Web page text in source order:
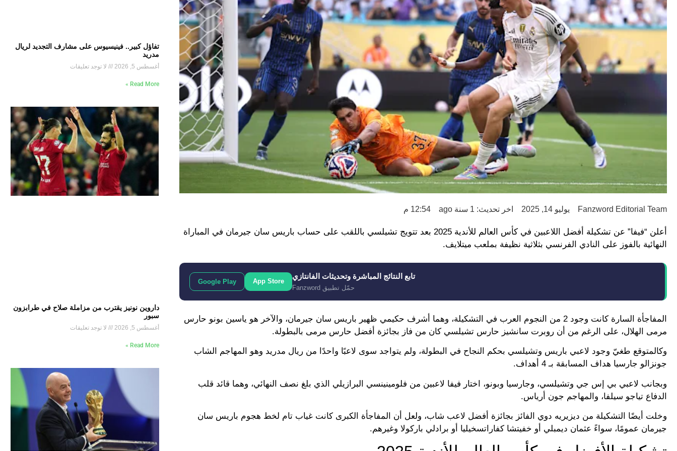
Fanzword Editorial Team يوليو 14, 2025 اخر تحديث: 1 سنة ago 12:54 م
أعلن “فيفا” عن تشكيلة أفضل اللاعبين في كأس العالم للأندية 2025 بعد تتويج تشيلسي باللقب على حساب باريس سان جيرمان في المباراة
النهائية بالفوز على النادي الفرنسي بثلاثية نظيفة بملعب ميتلايف.
تابع النتائج المباشرة وتحديثات الفانتازي
حمّل تطبيق Fanzword
App Store
Google Play
المفاجأة السارة كانت وجود 2 من النجوم العرب في التشكيلة، وهما أشرف حكيمي ظهير باريس سان جيرمان، والآخر هو ياسين بونو حارس
مرمى الهلال، على الرغم من أن روبرت سانشيز حارس تشيلسي كان من فاز بجائزة أفضل حارس مرمى بالبطولة.
وكالمتوقع طغيّ وجود لاعبي باريس وتشيلسي بحكم النجاح في البطولة، ولم يتواجد سوى لاعبًا واحدًا من ريال مدريد وهو المهاجم الشاب
جونزالو جارسيا هداف المسابقة بـ 4 أهداف.
وبجانب لاعبي بي إس جي وتشيلسي، وجارسيا وبونو، اختار فيفا لاعبين من فلومينينسي البرازيلي الذي بلغ نصف النهائي، وهما قائد قلب
الدفاع تياجو سيلفا، والمهاجم جون أرياس.
وخلت أيضًا التشكيلة من ديزيريه دوي الفائز بجائزة أفضل لاعب شاب، ولعل أن المفاجأة الكبرى كانت غياب تام لخط هجوم باريس سان
جيرمان عمومًا، سواءً عثمان ديمبلي أو خفيتشا كفاراتسخيليا أو برادلي باركولا وغيرهم.
تفاؤل كبير.. فينيسيوس على مشارف التجديد لريال
مدريد
أغسطس 5, 2026 لا توجد تعليقات
Read More »
داروين نونيز يقترب من مزاملة صلاح في طرابزون
سبور
أغسطس 5, 2026 لا توجد تعليقات
Read More »